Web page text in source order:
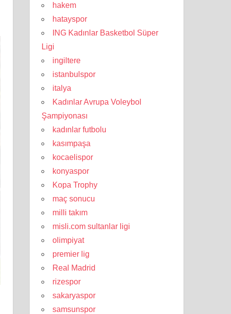
hakem
hatayspor
ING Kadınlar Basketbol Süper
Ligi
ingiltere
istanbulspor
italya
Kadınlar Avrupa Voleybol
Şampiyonası
kadınlar futbolu
kasımpaşa
kocaelispor
konyaspor
Kopa Trophy
maç sonucu
milli takım
misli.com sultanlar ligi
olimpiyat
premier lig
Real Madrid
rizespor
sakaryaspor
samsunspor